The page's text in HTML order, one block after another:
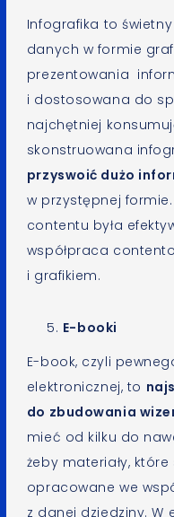
Infografika to
danych w formie
prezentowania
i dostosowana do
najchętniej
skonstruowana
przyswoić dużo
w przystępnej
contentu była
współpraca
i grafikiem.
E-booki
E-book, czyli
elektronicznej, to
do zbudowania
mieć od kilku do
żeby materiały,
opracowane we
z danej dziedziny.